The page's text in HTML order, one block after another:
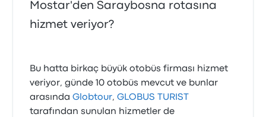
Mostar'den Saraybosna rotasına
hizmet veriyor?
Bu hatta birkaç büyük otobüs firması hizmet
veriyor, günde 10 otobüs mevcut ve bunlar
arasındaGlobtour,GLOBUS TURIST
tarafından sunulan hizmetler de